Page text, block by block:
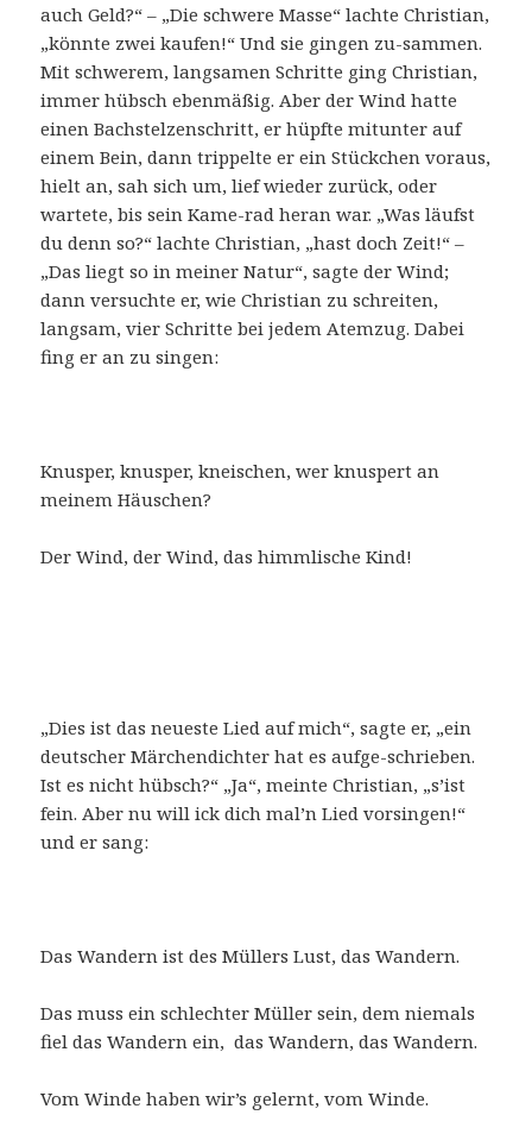
auch Geld?“ – „Die schwere Masse“ lachte Christian,
„könnte zwei kaufen!“ Und sie gingen zu-sammen.
Mit schwerem, langsamen Schritte ging Christian,
immer hübsch ebenmäßig. Aber der Wind hatte
einen Bachstelzenschritt, er hüpfte mitunter auf
einem Bein, dann trippelte er ein Stückchen voraus,
hielt an, sah sich um, lief wieder zurück, oder
wartete, bis sein Kame-rad heran war. „Was läufst
du denn so?“ lachte Christian, „hast doch Zeit!“ –
„Das liegt so in meiner Natur“, sagte der Wind;
dann versuchte er, wie Christian zu schreiten,
langsam, vier Schritte bei jedem Atemzug. Dabei
fing er an zu singen:
Knusper, knusper, kneischen, wer knuspert an
meinem Häuschen?
Der Wind, der Wind, das himmlische Kind!
„Dies ist das neueste Lied auf mich“, sagte er, „ein
deutscher Märchendichter hat es aufge-schrieben.
Ist es nicht hübsch?“ „Ja“, meinte Christian, „s’ist
fein. Aber nu will ick dich mal’n Lied vorsingen!“
und er sang:
Das Wandern ist des Müllers Lust, das Wandern.
Das muss ein schlechter Müller sein, dem niemals
fiel das Wandern ein, das Wandern, das Wandern.
Vom Winde haben wir’s gelernt, vom Winde.